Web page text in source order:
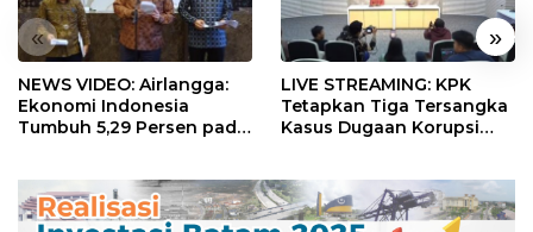
« »
NEWS VIDEO: Airlangga:
Ekonomi Indonesia
Tumbuh 5,29 Persen pada
LIVE STREAMING: KPK
Tetapkan Tiga Tersangka
Kasus Dugaan Korupsi